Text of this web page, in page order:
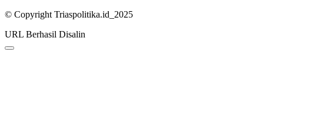
© Copyright Triaspolitika.id_2025
URL Berhasil Disalin